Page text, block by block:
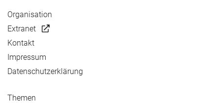
Organisation
Extranet
Kontakt
Impressum
Datenschutzerklärung
Themen